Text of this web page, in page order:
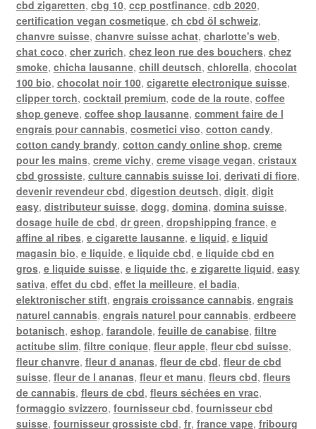
cbd zigaretten, cbg 10, ccp postfinance, cdb 2020,
certification vegan cosmetique, ch cbd öl schweiz,
chanvre suisse, chanvre suisse achat, charlotte's web,
chat coco, cher zurich, chez leon rue des bouchers, chez
smoke, chicha lausanne, chill deutsch, chlorella, chocolat
100 bio, chocolat noir 100, cigarette electronique suisse,
clipper torch, cocktail premium, code de la route, coffee
shop geneve, coffee shop lausanne, comment faire de l
engrais pour cannabis, cosmetici viso, cotton candy,
cotton candy brandy, cotton candy online shop, creme
pour les mains, creme vichy, creme visage vegan, cristaux
cbd grossiste, culture cannabis suisse loi, derivati di fiore,
devenir revendeur cbd, digestion deutsch, digit, digit
easy, distributeur suisse, dogg, domina, domina suisse,
dosage huile de cbd, dr green, dropshipping france, e
affine al ribes, e cigarette lausanne, e liquid, e liquid
magasin bio, e liquide, e liquide cbd, e liquide cbd en
gros, e liquide suisse, e liquide thc, e zigarette liquid, easy
sativa, effet du cbd, effet la meilleure, el badia,
elektronischer stift, engrais croissance cannabis, engrais
naturel cannabis, engrais naturel pour cannabis, erdbeere
botanisch, eshop, farandole, feuille de canabise, filtre
actitube slim, filtre conique, fleur apple, fleur cbd suisse,
fleur chanvre, fleur d ananas, fleur de cbd, fleur de cbd
suisse, fleur de l ananas, fleur et manu, fleurs cbd, fleurs
de cannabis, fleurs de cbd, fleurs séchées en vrac,
formaggio svizzero, fournisseur cbd, fournisseur cbd
suisse, fournisseur grossiste cbd, fr, france vape, fribourg